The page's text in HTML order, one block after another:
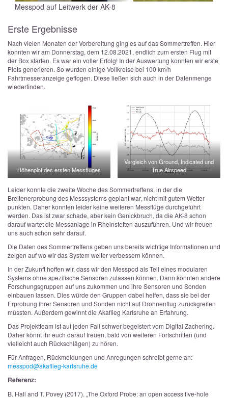
Messpod auf Leitwerk der AK-8
Erste Ergebnisse
Nach vielen Monaten der Vorbereitung ging es auf das Sommertreffen. Hier
konnten wir am Donnerstag, dem 12.08.2021, endlich zum ersten Flug mit
der Box starten. Es war ein voller Erfolg! In der Auswertung konnten wir erste
Plots generieren. So wurden einige Vollkreise bei 100 km/h
Fahrtmesseranzeige geflogen. Diese ließen sich auch in der Datenmenge
wiederfinden.
Höhenplot des ersten Messfluges
Vergleich von Ground, Indicated und
True Airspeed
Leider konnte die zweite Woche des Sommertreffens, in der die
Breitenerprobung des Messsystems geplant war, nicht mit gutem Wetter
punkten. Daher konnten leider keine weiteren Messflüge durchgeführt
werden. Das ist zwar schade, aber kein Genickbruch, da die AK-8 schon
darauf wartet die Messanlage in Rheinstetten auszuführen. Und wir freuen
uns auch schon sehr darauf.
Die Daten des Sommertreffens geben uns bereits wichtige Informationen und
zeigen auf wo wir das System weiter verbessern können.
In der Zukunft hoffen wir, dass wir den Messpod als Teil eines modularen
Systems ohne spezifische Sensoren zulassen können. Dann könnten andere
Forschungsgruppen auf uns zukommen und ihre Sensoren und Sonden
einbauen lassen. Dies würde den Gruppen dabei helfen, dass sie bei der
Erprobung ihrer Sensoren und Sonden nicht auf Drohnenflug zurückgreifen
müssten. Außerdem gewinnt die Akaflieg Karlsruhe an Erfahrung.
Das Projektteam ist auf jeden Fall schwer begeistert vom Digital Zachering.
Daher könnt ihr euch darauf freuen, bald von weiteren Fortschritten (und
vielleicht auch Rückschlägen) zu hören.
Für Anfragen, Rückmeldungen und Anregungen schreibt gerne an:
messpod@akaflieg-karlsruhe.de
Referenz:
B. Hall and T. Povey (2017). „The Oxford Probe: an open access five-hole